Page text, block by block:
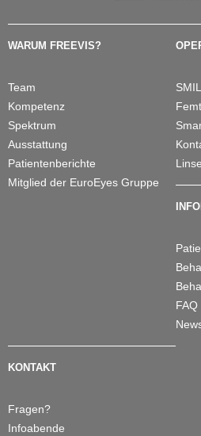
Patientenberichte
Kontakt / Termine
Haben Sie Fragen?
Telefonische Beratung
Informationsabende
Terminvereinbarung
Anfahrt / Übernachtung
WARUM FREEVIS?
Team
Kompetenz
Spektrum
Ausstattung
Patientenberichte
Mitglied der EuroEyes Gruppe
FAQ
KONTAKT
Fragen?
Infoabende